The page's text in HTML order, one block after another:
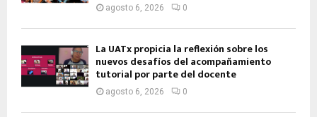
agosto 6, 2026 0
La UATx propicia la reflexión sobre los
nuevos desafíos del acompañamiento
tutorial por parte del docente
agosto 6, 2026 0